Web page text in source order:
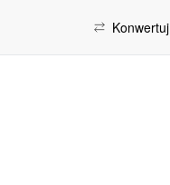
Konwertuj